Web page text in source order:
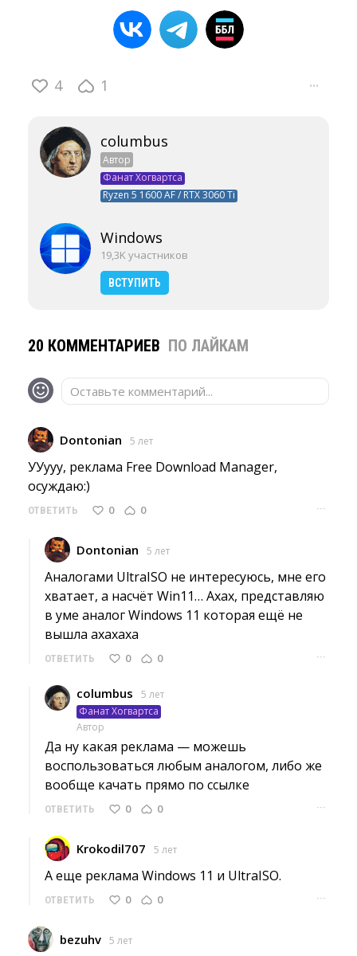
4 1 ···
columbus
Автор
Фанат Хогвартса
Ryzen 5 1600 AF / RTX 3060 Ti
Windows
19,3K участников
ВСТУПИТЬ
20 КОММЕНТАРИЕВ ПО ЛАЙКАМ
Оставьте комментарий...
Dontonian 5 лет
УУууу, реклама Free Download Manager,
осуждаю:)
ОТВЕТИТЬ 0 0 ···
Dontonian 5 лет
Аналогами UltraISO не интересуюсь, мне его
хватает, а насчёт Win11… Ахах, представляю
в уме аналог Windows 11 которая ещё не
вышла ахахаха
ОТВЕТИТЬ 0 0 ···
columbus
5 лет
Фанат Хогвартса
Автор
Да ну какая реклама — можешь
воспользоваться любым аналогом, либо же
вообще качать прямо по ссылке
ОТВЕТИТЬ 0 0 ···
Krokodil707 5 лет
А еще реклама Windows 11 и UltraISO.
ОТВЕТИТЬ 0 0 ···
bezuhv 5 лет